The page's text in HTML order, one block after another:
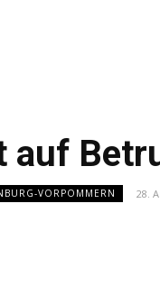
auf
VORPOMMERN 28.